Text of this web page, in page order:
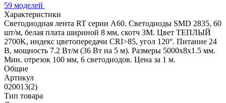
59 моделей
Характеристики
Светодиодная лента RT серии A60. Светодиоды SMD 2835, 60
шт/м, белая плата шириной 8 мм, скотч 3M. Цвет ТЕПЛЫЙ
2700K, индекс цветопередачи CRI>85, угол 120°. Питание 24
В, мощность 7.2 Вт/м (36 Вт на 5 м). Размеры 5000x8x1.5 мм.
Мин. отрезок 100 мм, 6 светодиодов. Цена за 1 м.
Общие
Артикул
020013(2)
Тип товара